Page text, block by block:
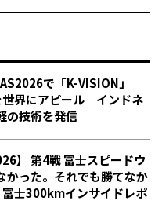
で「K-VISION」
世界にアピール インドネ
の技術を発信
】 第4戦 富士スピードウ
った。それでも勝てなか
富士300kmインサイドレポ